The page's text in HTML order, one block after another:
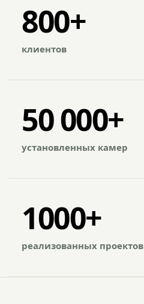
800+
клиентов
50 000+
установленных камер
1000+
реализованных проектов